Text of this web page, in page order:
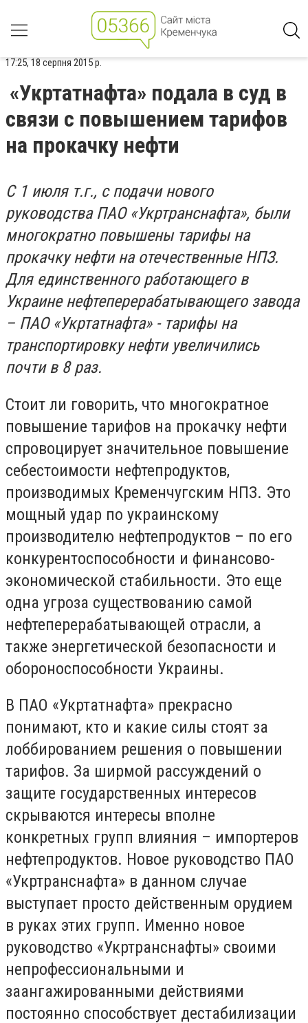
17:25, 18 серпня 2015 р.
«Укртатнафта» подала в суд в
связи с повышением тарифов
на прокачку нефти
С 1 июля т.г., с подачи нового
руководства ПАО «Укртранснафта», были
многократно повышены тарифы на
прокачку нефти на отечественные НПЗ.
Для единственного работающего в
Украине нефтеперерабатывающего завода
– ПАО «Укртатнафта» - тарифы на
транспортировку нефти увеличились
почти в 8 раз.
Стоит ли говорить, что многократное
повышение тарифов на прокачку нефти
спровоцирует значительное повышение
себестоимости нефтепродуктов,
производимых Кременчугским НПЗ. Это
мощный удар по украинскому
производителю нефтепродуктов – по его
конкурентоспособности и финансово-
экономической стабильности. Это еще
одна угроза существованию самой
нефтеперерабатывающей отрасли, а
также энергетической безопасности и
обороноспособности Украины.
В ПАО «Укртатнафта» прекрасно
понимают, кто и какие силы стоят за
лоббированием решения о повышении
тарифов. За ширмой рассуждений о
защите государственных интересов
скрываются интересы вполне
конкретных групп влияния – импортеров
нефтепродуктов. Новое руководство ПАО
«Укртранснафта» в данном случае
выступает просто действенным орудием
в руках этих групп. Именно новое
руководство «Укртранснафты» своими
непрофессиональными и
заангажированными действиями
постоянно способствует дестабилизации